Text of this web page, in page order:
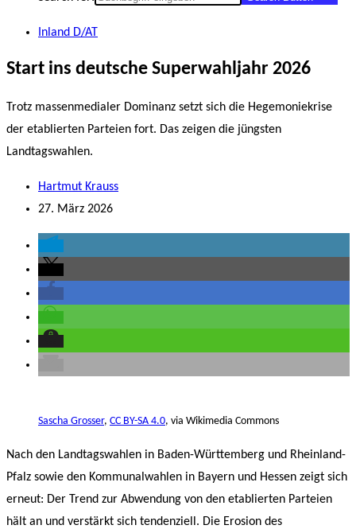
Inland D/AT
Start ins deutsche Superwahljahr 2026
Trotz massenmedialer Dominanz setzt sich die Hegemoniekrise
der etablierten Parteien fort. Das zeigen die jüngsten
Landtagswahlen.
Hartmut Krauss
27. März 2026
Sascha Grosser, CC BY-SA 4.0, via Wikimedia Commons
Nach den Landtagswahlen in Baden-Württemberg und Rheinland-
Pfalz sowie den Kommunalwahlen in Bayern und Hessen zeigt sich
erneut: Der Trend zur Abwendung von den etablierten Parteien
hält an und verstärkt sich tendenziell. Die Erosion des